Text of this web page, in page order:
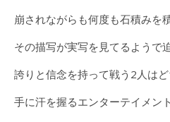
崩されながらも何度も石積みを
その描写が実写を見てるようで
誇りと信念を持って戦う2人は
手に汗を握るエンターテイメン